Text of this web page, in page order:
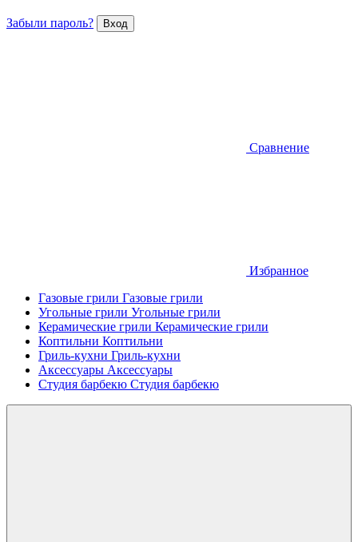
Забыли пароль?
Сравнение
Избранное
Газовые грили Газовые грили
Угольные грили Угольные грили
Керамические грили Керамические грили
Коптильни Коптильни
Гриль-кухни Гриль-кухни
Аксессуары Аксессуары
Студия барбекю Студия барбекю